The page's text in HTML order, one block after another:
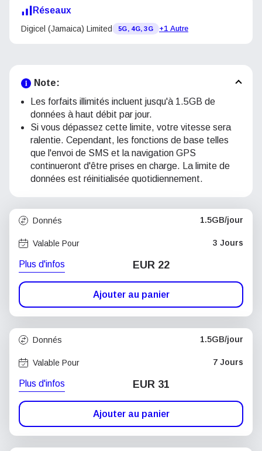
Réseaux
Digicel (Jamaica) Limited 5G, 4G, 3G +1 Autre
Note:
Les forfaits illimités incluent jusqu'à 1.5GB de
données à haut débit par jour.
Si vous dépassez cette limite, votre vitesse sera
ralentie. Cependant, les fonctions de base telles
que l'envoi de SMS et la navigation GPS
continueront d'être prises en charge. La limite de
données est réinitialisée quotidiennement.
Donnés 1.5GB/jour
Valable Pour 3 Jours
Plus d'infos EUR 22
Ajouter au panier
Donnés 1.5GB/jour
Valable Pour 7 Jours
Plus d'infos EUR 31
Ajouter au panier